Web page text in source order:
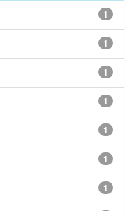
1
1
1
1
1
1
1